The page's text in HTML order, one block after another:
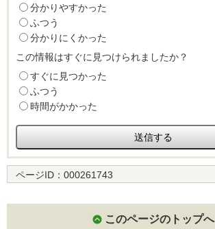
分かりやすかった
ふつう
分かりにくかった
この情報はすぐに見つけられましたか？
すぐに見つかった
ふつう
時間がかかった
ページID： 000261743
このページのトップへ